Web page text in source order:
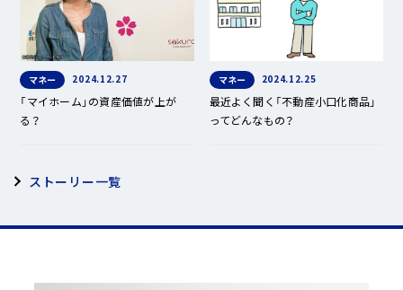
マネー 2024.12.27
「マイホーム」の資産価値が上が
る？
マネー 2024.12.25
最近よく聞く「不動産小口化商品」
ってどんなもの？
ストーリー一覧